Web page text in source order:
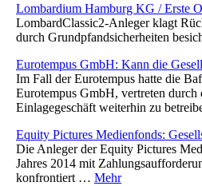
Lombardium Hamburg KG / Erste
LombardClassic2-Anleger klagt
durch Grundpfandsicherheiten
Eurotempus GmbH: Kann die
Im Fall der Eurotempus hatte die
Eurotempus GmbH, vertreten durch
Einlagegeschäft weiterhin zu
Equity Pictures Medienfonds:
Die Anleger der Equity Pictures
Jahres 2014 mit
konfrontiert … Mehr